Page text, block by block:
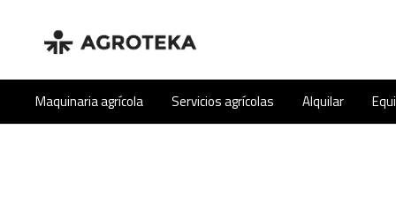
Maquinaria agrícola Servicios agrícolas Alquilar